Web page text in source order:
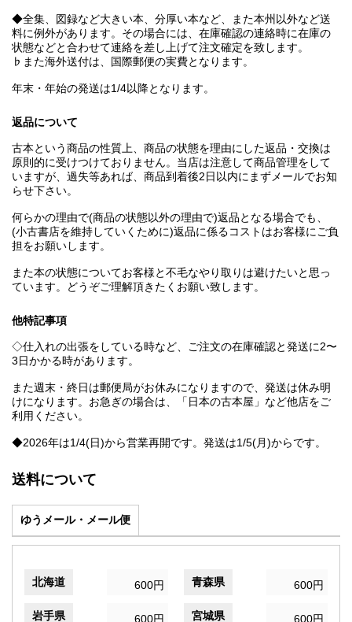
◆全集、図録など大きい本、分厚い本など、また本州以外など送
料に例外があります。その場合には、在庫確認の連絡時に在庫の
状態などと合わせて連絡を差し上げて注文確定を致します。
♭また海外送付は、国際郵便の実費となります。
年末・年始の発送は1/4以降となります。
返品について
古本という商品の性質上、商品の状態を理由にした返品・交換は
原則的に受けつけておりません。当店は注意して商品管理をして
いますが、過失等あれば、商品到着後2日以内にまずメールでお知
らせ下さい。
何らかの理由で(商品の状態以外の理由で)返品となる場合でも、
(小古書店を維持していくために)返品に係るコストはお客様にご負
担をお願いします。
また本の状態についてお客様と不毛なやり取りは避けたいと思っ
ています。どうぞご理解頂きたくお願い致します。
他特記事項
◇仕入れの出張をしている時など、ご注文の在庫確認と発送に2〜
3日かかる時があります。
また週末・終日は郵便局がお休みになりますので、発送は休み明
けになります。お急ぎの場合は、「日本の古本屋」など他店をご
利用ください。
◆2026年は1/4(日)から営業再開です。発送は1/5(月)からです。
送料について
ゆうメール・メール便
北海道 600円 青森県 600円
岩手県 600円 宮城県 600円